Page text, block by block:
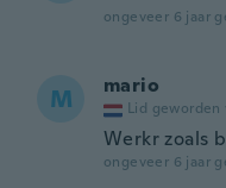
ongeveer 6 jaar
M mario
Lid geworden
Werkr zoals
ongeveer 6 jaar